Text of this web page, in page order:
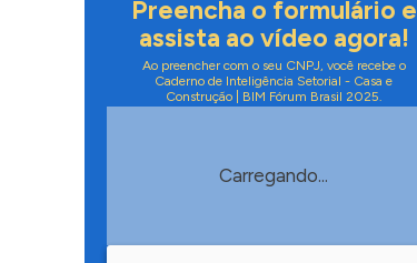
Preencha o formulário e
assista ao vídeo agora!
Ao preencher com o seu CNPJ, você recebe o
Caderno de Inteligência Setorial - Casa e
Construção | BIM Fórum Brasil 2025.
Carregando...